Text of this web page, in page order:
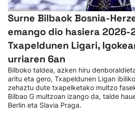
Surne Bilbaok Bosnia-
emango dio hasiera 2026-
Txapeldunen Ligari,
urriaren 6an
Bilboko taldea, azken hiru
aritu eta gero, Txapeldunen Ligan
zehaztu dute txapelketako multzo
Bilbao G multzoan izango da, talde
Berlin eta Slavia Praga.